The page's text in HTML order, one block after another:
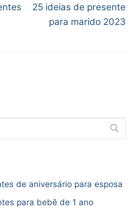
25 ideias de presente
para marido 2023
de aniversário para esposa
para bebê de 1 ano